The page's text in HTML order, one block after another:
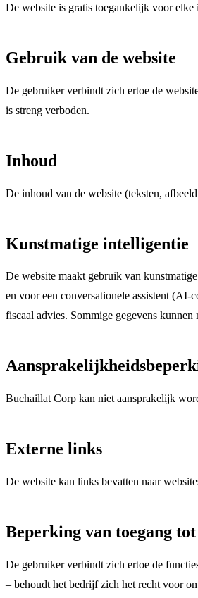
De website is gratis toegankelijk voor
Gebruik van de website
De gebruiker verbindt zich ertoe de
is streng verboden.
Inhoud
De inhoud van de website (teksten,
Kunstmatige intelligentie
De website maakt gebruik van
en voor een conversationele assistent
fiscaal advies. Sommige gegevens
Buchaillat Corp kan niet aansprakelijk
Externe links
De website kan links bevatten naar
Beperking van toegang
De gebruiker verbindt zich ertoe de
– behoudt het bedrijf zich het recht voor